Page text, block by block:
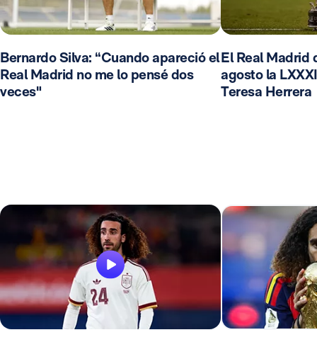
Bernardo Silva: “Cuando apareció el
Real Madrid no me lo pensé dos
veces"
El Real Madrid
agosto la
Teresa Herrera